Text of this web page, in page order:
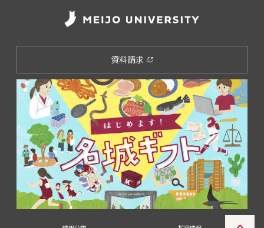
資料請求